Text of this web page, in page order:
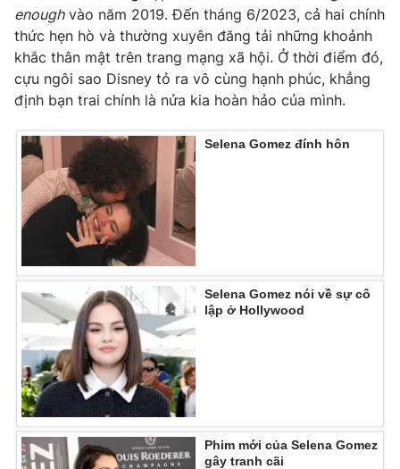
VTV Sức khoẻ Bất động sản
Thị trường 24h Tấm lòng Việt
VTV4 Vươn mình bằng AI
VTV9
Liên hệ tòa soạn English
THỜI BÁO VTV
Theo dõi báo trên
enoughvào năm 2019. Đến tháng 6/2023, cả hai chính
thức hẹn hò và thường xuyên đăng tải những khoảnh
khắc thân mật trên trang mạng xã hội. Ở thời điểm đó,
cựu ngôi sao Disney tỏ ra vô cùng hạnh phúc, khẳng
định bạn trai chính là nửa kia hoàn hảo của mình.
Selena Gomez đính hôn
Selena Gomez nói về sự cô
lập ở Hollywood
Phim mới của Selena Gomez
gây tranh cãi